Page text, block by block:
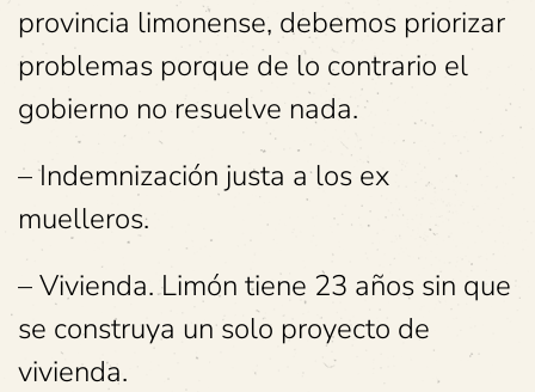
provincia limonense, debemos priorizar
problemas porque de lo contrario el
gobierno no resuelve nada.
– Indemnización justa a los ex
muelleros.
– Vivienda. Limón tiene 23 años sin que
se construya un solo proyecto de
vivienda.